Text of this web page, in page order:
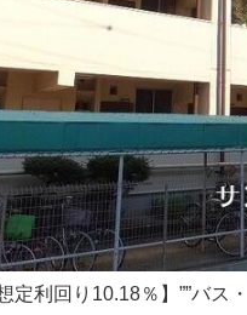
利回り10.18％】””バス